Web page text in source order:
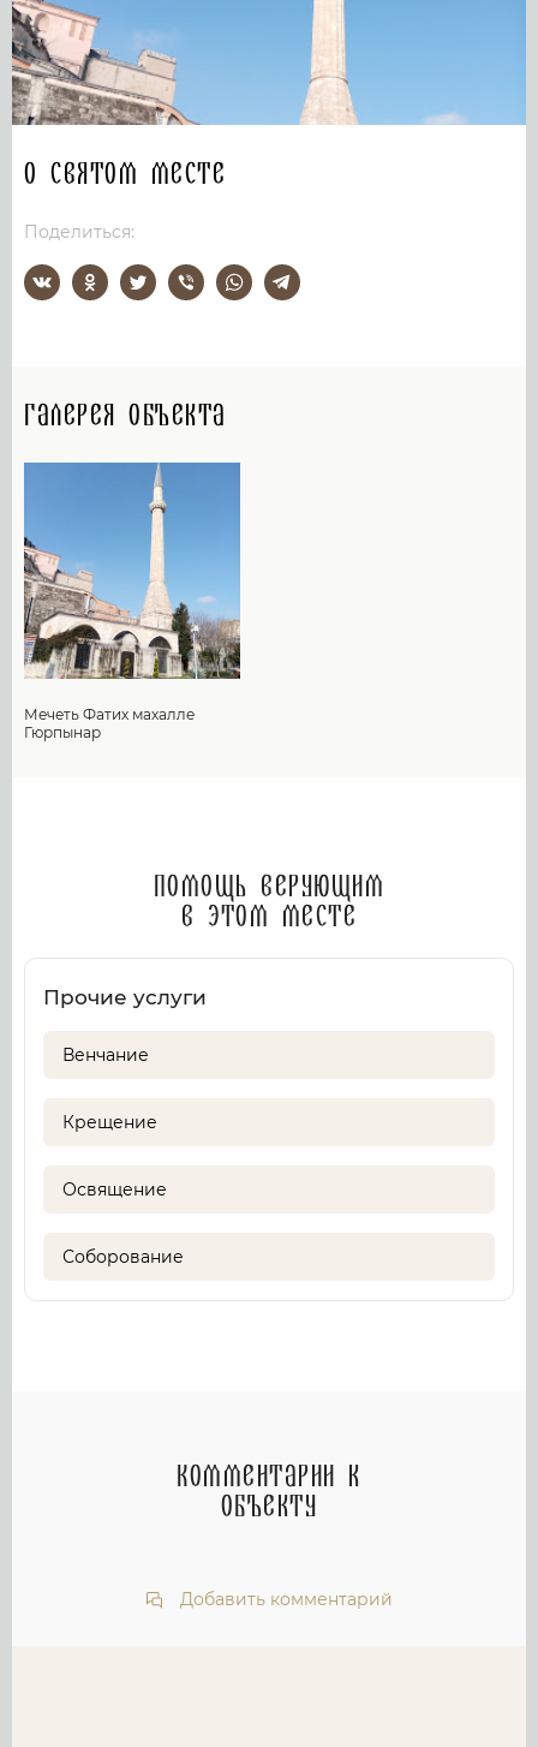
О святом месте
Поделиться:
Галерея объекта
Мечеть Фатих махалле
Гюрпынар
Помощь верующим
в этом месте
Прочие услуги
Венчание
Крещение
Освящение
Соборование
Комментарии к
объекту
Добавить комментарий